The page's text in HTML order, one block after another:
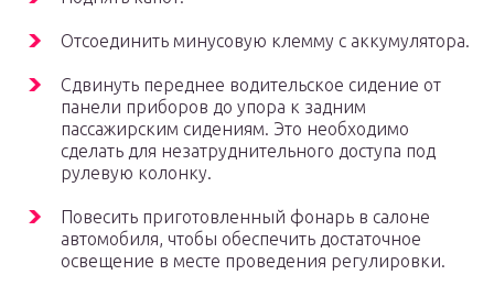
Отсоединить минусовую клемму с аккумулятора.
Сдвинуть переднее водительское сидение от
панели приборов до упора к задним
пассажирским сидениям. Это необходимо
сделать для незатруднительного доступа под
рулевую колонку.
Повесить приготовленный фонарь в салоне
автомобиля, чтобы обеспечить достаточное
освещение в месте проведения регулировки.